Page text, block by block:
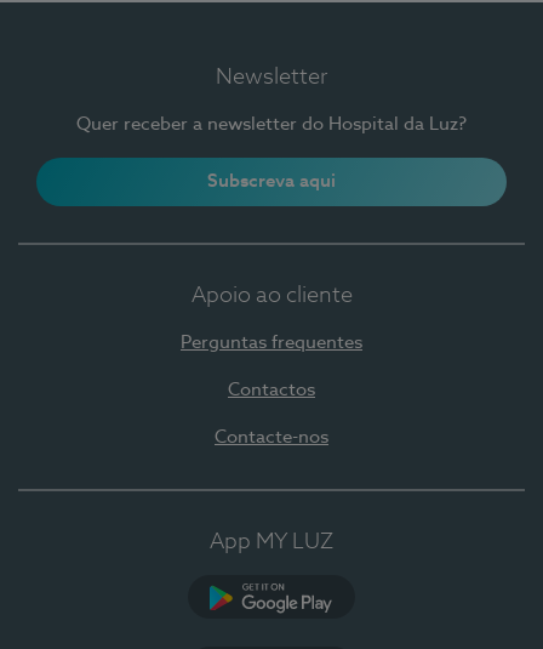
Newsletter
Quer receber a newsletter do Hospital da Luz?
Subscreva aqui
Apoio ao cliente
Perguntas frequentes
Contactos
Contacte-nos
App MY LUZ